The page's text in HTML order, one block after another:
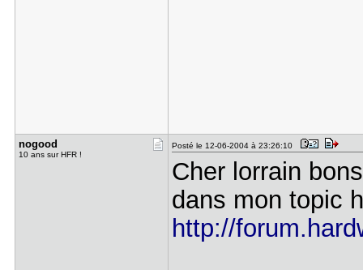
nogood
10 ans sur HFR !
Posté le 12-06-2004 à 23:26:10
Cher lorrain
dans mon topic
http://